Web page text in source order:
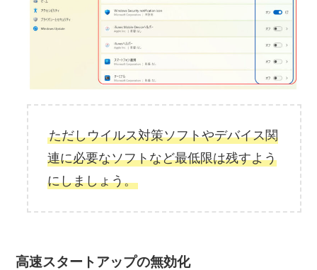
ただしウイルス対策ソフトやデバイス関
連に必要なソフトなど最低限は残すよう
にしましょう。
高速スタートアップの無効化